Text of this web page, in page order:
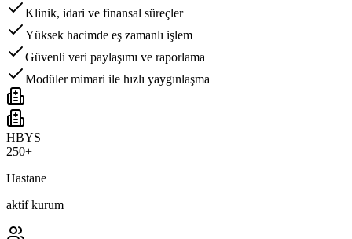
Klinik, idari ve finansal süreçler
Yüksek hacimde eş zamanlı işlem
Güvenli veri paylaşımı ve raporlama
Modüler mimari ile hızlı yaygınlaşma
HBYS
250+
Hastane
aktif kurum